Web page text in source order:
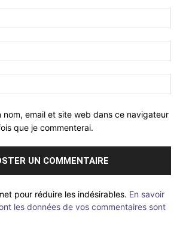
nom, email et site web dans ce navigateur
que je commenterai.
pour réduire les indésirables. En savoir
les données de vos commentaires sont